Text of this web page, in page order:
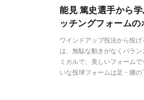
能見 篤史選手から
ッチングフォームの
ワインドアップ投法から投
は、無駄な動きがなくバラ
ミカルで、美しいフォーム
いな投球フォームは足・腰